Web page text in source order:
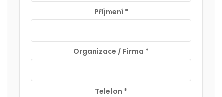
Příjmení *
Organizace / Firma *
Telefon *